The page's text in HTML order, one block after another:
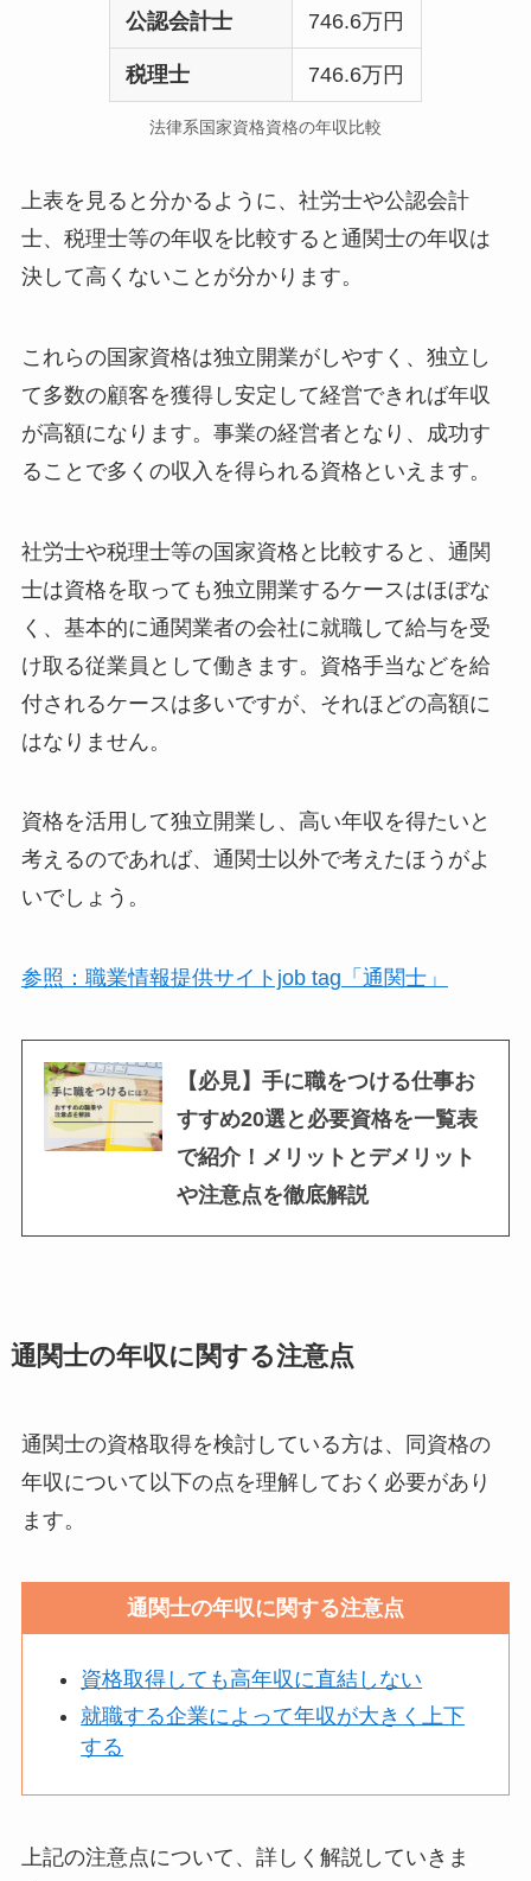
公認会計士 746.6万円
税理士 746.6万円
法律系国家資格資格の年収比較
上表を見ると分かるように、社労士や公認会計
士、税理士等の年収を比較すると通関士の年収は
決して高くないことが分かります。
これらの国家資格は独立開業がしやすく、独立し
て多数の顧客を獲得し安定して経営できれば年収
が高額になります。事業の経営者となり、成功す
ることで多くの収入を得られる資格といえます。
社労士や税理士等の国家資格と比較すると、通関
士は資格を取っても独立開業するケースはほぼな
く、基本的に通関業者の会社に就職して給与を受
け取る従業員として働きます。資格手当などを給
付されるケースは多いですが、それほどの高額に
はなりません。
資格を活用して独立開業し、高い年収を得たいと
考えるのであれば、通関士以外で考えたほうがよ
いでしょう。
参照：職業情報提供サイトjob tag「通関士」
【必見】手に職をつける仕事お
すすめ20選と必要資格を一覧表
で紹介！メリットとデメリット
や注意点を徹底解説
通関士の年収に関する注意点
通関士の資格取得を検討している方は、同資格の
年収について以下の点を理解しておく必要があり
ます。
通関士の年収に関する注意点
資格取得しても高年収に直結しない
就職する企業によって年収が大きく上下
する
上記の注意点について、詳しく解説していきま